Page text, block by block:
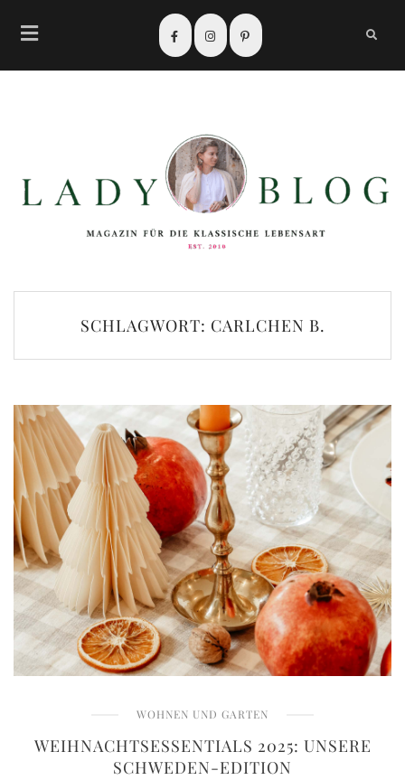
SCHLAGWORT: CARLCHEN B.
WOHNEN UND GARTEN
WEIHNACHTSESSENTIALS 2025: UNSERE
SCHWEDEN-EDITION